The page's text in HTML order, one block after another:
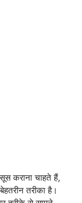
कराना चाहते हैं,
तरीका है।